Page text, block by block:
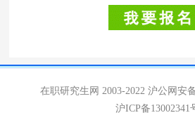
在职研究生网 2003-2022 沪公网安
沪ICP备13002341